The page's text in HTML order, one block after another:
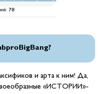
78
и арта к ним! Да,
«ИСТОРИИ»-